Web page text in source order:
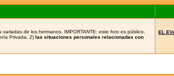
de los hermanos. IMPORTANTE: este foro es público,
Privada, 2) las situaciones personales relacionadas con
EL